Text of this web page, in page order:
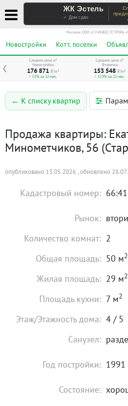
ЖК Эстель
✓ Дом сдан
Реклама. ООО «СЗ ИНВЕСТСТРОЙ»,
Новостройки Котт. посёлки
❮
Средняя цена м²
Новостройки
176 871 ₽/м²
↑ 7,5% за 12 мес.
Средняя цена м²
Вторичка
153 548 ₽/м²
↑ 17,9% за 12 мес.
← К списку квартир
Продажа квартиры:
Минометчиков, 56
опубликовано 13.05.2026 , обновлено
Кадастровый номер:
Рынок:
Количество комнат: 2
Общая площадь: 50 м2
Жилая площадь: 29 м2
Площадь кухни: 7 м2
Этаж/Этажность дома: 4 / 5
Санузел:
Год постройки: 1991
Состояние: